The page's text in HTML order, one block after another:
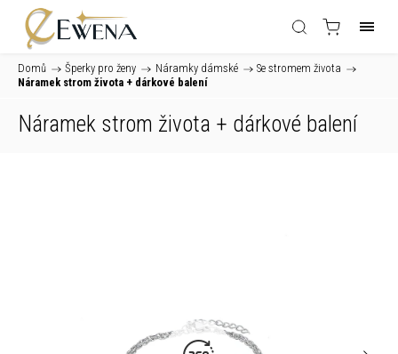
Domů / Šperky pro ženy / Náramky dámské / Se stromem života /
Náramek strom života + dárkové balení
Náramek strom života + dárkové balení